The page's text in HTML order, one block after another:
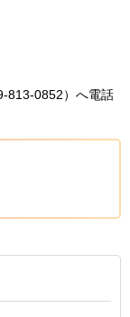
813-0852）へ電話